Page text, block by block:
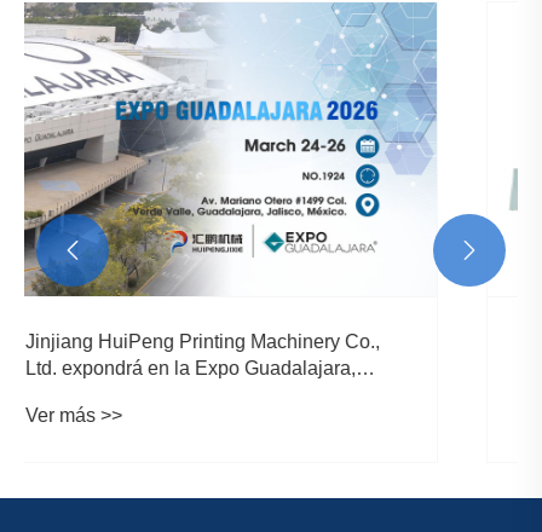
Máquina de impresión flexográfica CI
versus máquina de impresión flexográfica
Ver más >>
 